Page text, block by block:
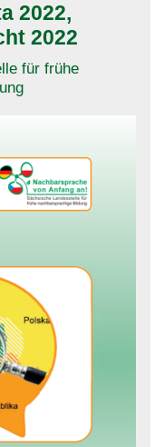
2022,
2022
für frühe